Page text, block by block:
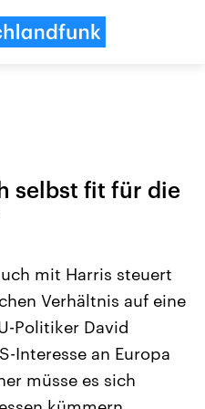
aus
USA
Aktuelle Beiträge,
Hintergründe
Wirtschaftlich und
gehören die Vereinigten
den mächtigsten Ländern
mit großem Einfluss auf
selbst fit für die
mit Harris steuert
Verhältnis auf eine
Politiker David
Interesse an Europa
müsse es sich